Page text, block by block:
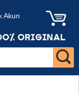
Akun